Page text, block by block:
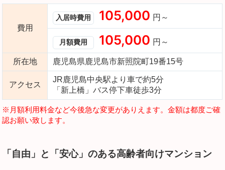
費用
入居時費用 105,000 円～
月額費用 105,000 円～
所在地 鹿児島県鹿児島市新照院町19番15号
アクセス
JR鹿児島中央駅より車で約5分
「新上橋」バス停下車徒歩3分
※月額利用料金など今後急な変更がありえます。金額は都度ご確
認お願い致します。
「自由」と「安心」のある高齢者向けマンション